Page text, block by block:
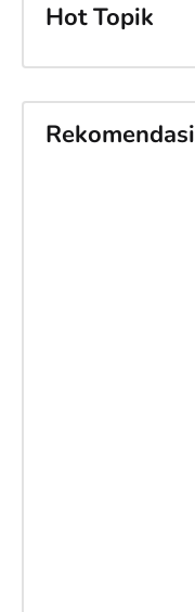
Hot Topik
Rekomendasi